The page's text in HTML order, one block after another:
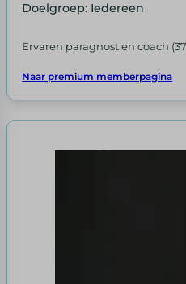
Doelgroep: Iedereen
Ervaren paragnost en coach
Naar premium memberpagina